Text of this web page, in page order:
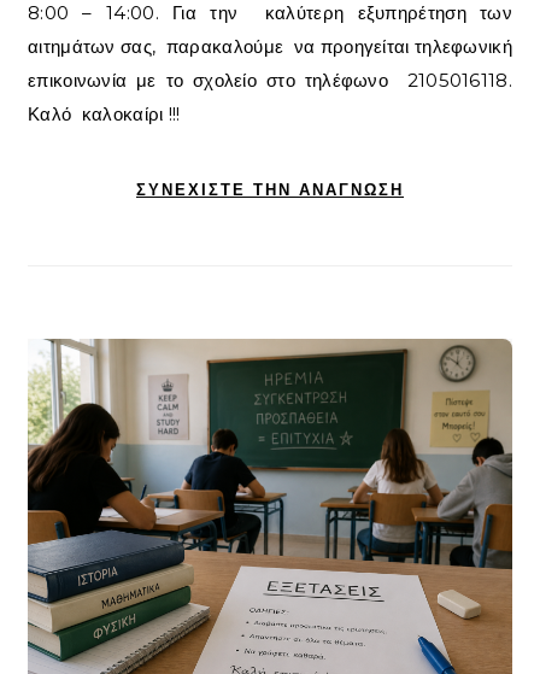
8:00 – 14:00. Για την καλύτερη εξυπηρέτηση των
αιτημάτων σας, παρακαλούμε να προηγείται τηλεφωνική
επικοινωνία με το σχολείο στο τηλέφωνο 2105016118.
Καλό καλοκαίρι !!!
ΣΥΝΕΧΊΣΤΕ ΤΗΝ ΑΝΆΓΝΩΣΗ